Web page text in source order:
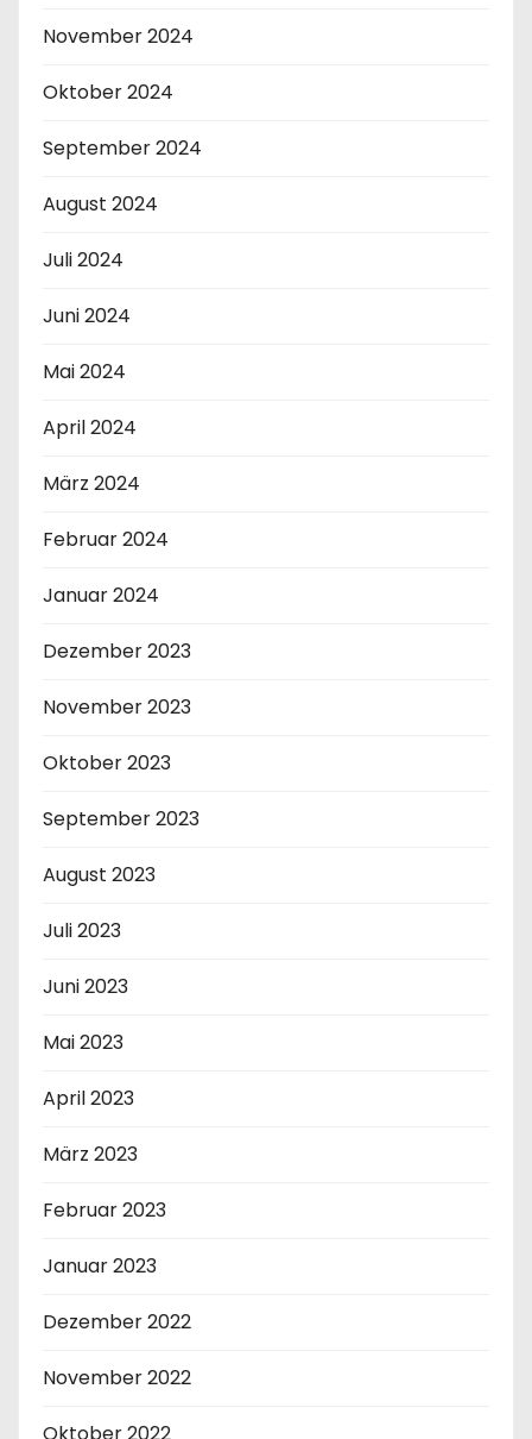
November 2024
Oktober 2024
September 2024
August 2024
Juli 2024
Juni 2024
Mai 2024
April 2024
März 2024
Februar 2024
Januar 2024
Dezember 2023
November 2023
Oktober 2023
September 2023
August 2023
Juli 2023
Juni 2023
Mai 2023
April 2023
März 2023
Februar 2023
Januar 2023
Dezember 2022
November 2022
Oktober 2022